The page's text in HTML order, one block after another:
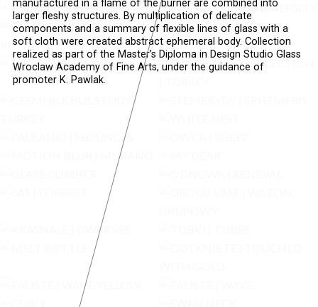
manufactured in a flame of the burner are combined into
larger fleshy structures. By multiplication of delicate
components and a summary of flexible lines of glass with a
soft cloth were created abstract ephemeral body. Collection
realized as part of the Master’s Diploma in Design Studio Glass
Wroclaw Academy of Fine Arts, under the guidance of
promoter K. Pawlak.